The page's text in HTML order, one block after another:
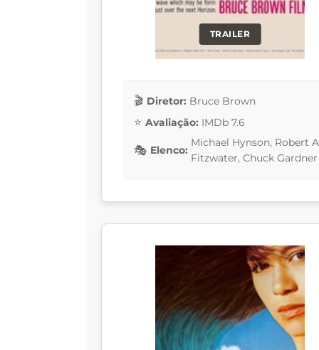
TRAILER
Diretor: Bruce Brown
Avaliação: IMDb 7.6
Elenco:
Michael Hynson, Robert
Fitzwater, Chuck Gardner